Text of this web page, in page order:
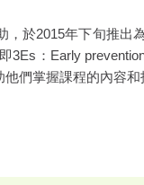
於2015年下旬推出
：Early
們掌握課程的內容